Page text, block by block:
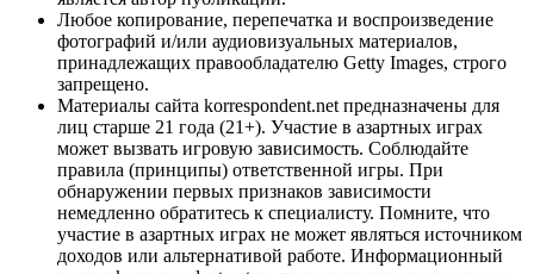
Любое копирование, перепечатка и воспроизведение
фотографий и/или аудиовизуальных материалов,
принадлежащих правообладателю Getty Images, строго
запрещено.
Материалы сайта korrespondent.net предназначены для
лиц старше 21 года (21+). Участие в азартных играх
может вызвать игровую зависимость. Соблюдайте
правила (принципы) ответственной игры. При
обнаружении первых признаков зависимости
немедленно обратитесь к специалисту. Помните, что
участие в азартных играх не может являться источником
доходов или альтернативой работе. Информационный